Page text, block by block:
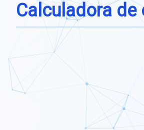
Calculadora de